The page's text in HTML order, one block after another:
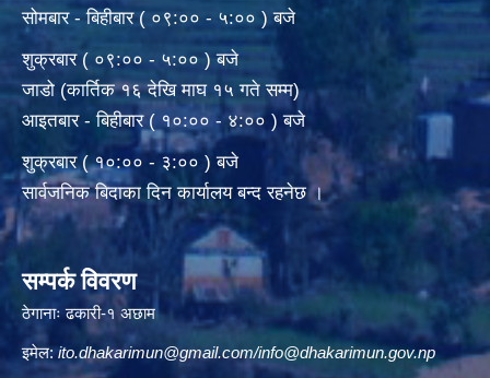
सोमबार - बिहीबार ( ०९:०० - ५:०० ) बजे
शुक्रबार ( ०९:०० - ५:०० ) बजे
जाडो (कार्तिक १६ देखि माघ १५ गते सम्म)
आइतबार - बिहीबार ( १०:०० - ४:०० ) बजे
शुक्रबार ( १०:०० - ३:०० ) बजे
सार्वजनिक बिदाका दिन कार्यालय बन्द रहनेछ ।
सम्पर्क विवरण
ठेगानाः ढकारी-१ अछाम
इमेल:ito.dhakarimun@gmail.com/info@dhakarimun.gov.np